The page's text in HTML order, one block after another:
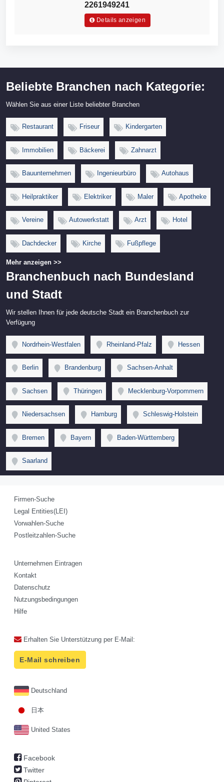
2261949241
Details anzeigen
Beliebte Branchen nach Kategorie:
Wählen Sie aus einer Liste beliebter Branchen
Restaurant Friseur Kindergarten
Immobilien Bäckerei Zahnarzt
Bauunternehmen Ingenieurbüro Autohaus
Heilpraktiker Elektriker Maler Apotheke
Vereine Autowerkstatt Arzt Hotel
Dachdecker Kirche Fußpflege
Mehr anzeigen >>
Branchenbuch nach Bundesland
und Stadt
Wir stellen Ihnen für jede deutsche Stadt ein Branchenbuch zur
Verfügung
Nordrhein-Westfalen Rheinland-Pfalz Hessen
Berlin Brandenburg Sachsen-Anhalt
Sachsen Thüringen Mecklenburg-Vorpommern
Niedersachsen Hamburg Schleswig-Holstein
Bremen Bayern Baden-Württemberg
Saarland
Firmen-Suche
Legal Entities(LEI)
Vorwahlen-Suche
Postleitzahlen-Suche
Unternehmen Eintragen
Kontakt
Datenschutz
Nutzungsbedingungen
Hilfe
Erhalten Sie Unterstützung per E-Mail:
E-Mail schreiben
Deutschland
日本
United States
Facebook
Twitter